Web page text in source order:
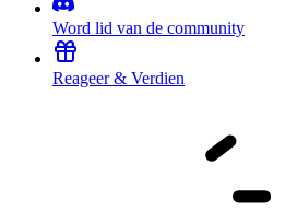
Word lid van de community
Reageer & Verdien